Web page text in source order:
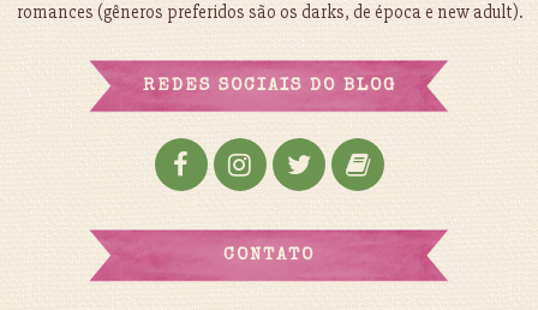
romances (gêneros preferidos são os darks, de época e new adult).
REDES SOCIAIS DO BLOG
CONTATO